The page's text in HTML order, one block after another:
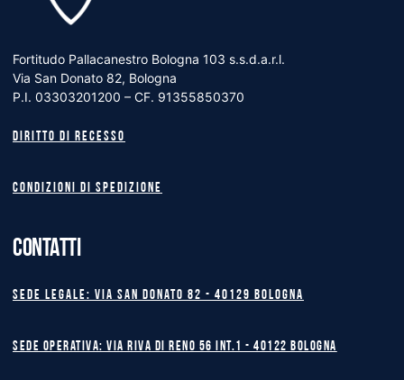
Fortitudo Pallacanestro Bologna 103 s.s.d.a.r.l.
Via San Donato 82, Bologna
P.I. 03303201200 – CF. 91355850370
Diritto di recesso
Condizioni di spedizione
CONTATTI
Sede legale: Via San Donato 82 - 40129 BOLOGNA
Sede operativa: Via Riva di Reno 56 int.1 - 40122 BOLOGNA